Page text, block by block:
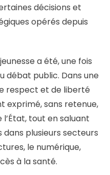
décisions et
opérés depuis
a été, une fois
débat public. Dans une
respect et de liberté
exprimé, sans retenue,
tout en saluant
plusieurs secteurs
le numérique,
à la santé.